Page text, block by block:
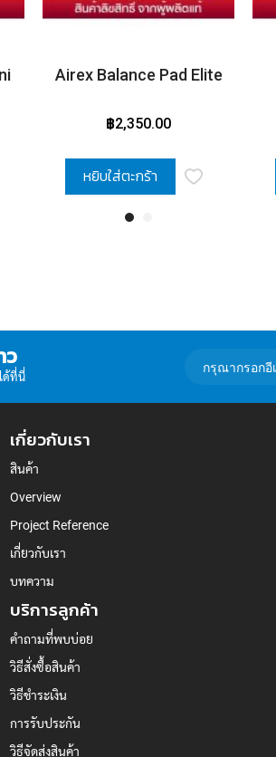
Airex Balance Pad Elite
฿2,350.00
หยิบใส่ตะกร้า
ว
ด้ที่นี่
อีเมล์
เกี่ยวกับเรา
สินค้า
Overview
Project Reference
เกี่ยวกับเรา
บทความ
บริการลูกค้า
คำถามที่พบบ่อย
วิธีสั่งซื้อสินค้า
วิธีชำระเงิน
การรับประกัน
วิธีจัดส่งสินค้า